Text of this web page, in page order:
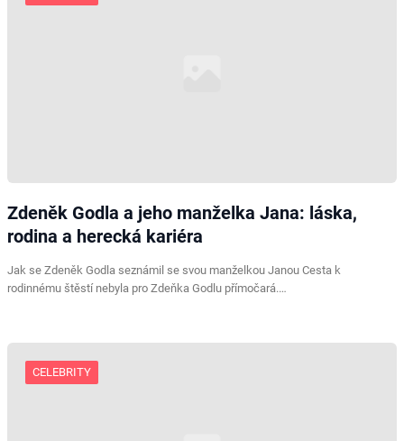
Zdeněk Godla a jeho manželka Jana: láska,
rodina a herecká kariéra
Jak se Zdeněk Godla seznámil se svou manželkou Janou Cesta k
rodinnému štěstí nebyla pro Zdeňka Godlu přímočará.…
CELEBRITY